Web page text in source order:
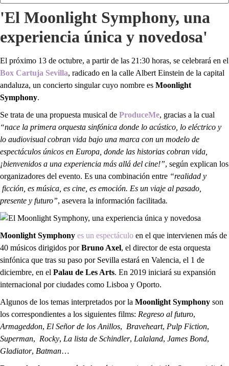
'El Moonlight Symphony, una
experiencia única y novedosa'
El próximo 13 de octubre, a partir de las 21:30 horas, se celebrará en el
Box Cartuja Sevilla, radicado en la calle Albert Einstein de la capital
andaluza, un concierto singular cuyo nombre es Moonlight
Symphony.
Se trata de una propuesta musical de ProduceMe, gracias a la cual
“nace la primera orquesta sinfónica donde lo acústico, lo eléctrico y
lo audiovisual cobran vida bajo una marca con un modelo de
espectáculos únicos en Europa, donde las historias cobran vida,
¡bienvenidos a una experiencia más allá del cine!”, según explican los
organizadores del evento. Es una combinación entre “realidad y
ficción, es música, es cine, es emoción. Es un viaje al pasado,
presente y futuro”, asevera la información facilitada.
Moonlight Symphony es un espectáculo en el que intervienen más de
40 músicos dirigidos porBruno Axel, el director de esta orquesta
sinfónica que tras su paso por Sevilla estará en Valencia, el 1 de
diciembre, en el Palau de Les Arts. En 2019 iniciará su expansión
internacional por ciudades como Lisboa y Oporto.
Algunos de los temas interpretados por la Moonlight Symphony son
los correspondientes a los siguientes films: Regreso al futuro,
Armageddon, El Señor de los Anillos, Braveheart, Pulp Fiction,
Superman, Rocky, La lista de Schindler, Lalaland, James Bond,
Gladiator, Batman…